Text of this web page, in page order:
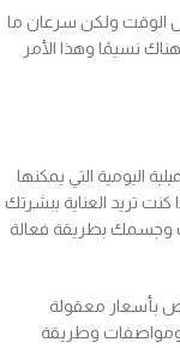
الوقت ولكن سرعان ما
نسيمًا وهذا الأمر
اليومية التي يمكنها
تريد العناية ببشرتك
وجسمك بطريقة فعالة
بأسعار معقولة
وطريقة